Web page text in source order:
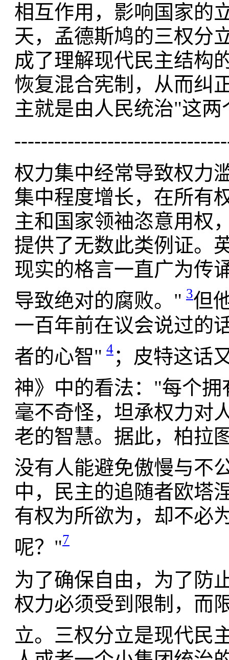
相互作用，影响国家的
天，孟德斯鸠的三权分
成了理解现代民主结构
恢复混合宪制，从而纠
主就是由人民统治"这
权力集中经常导致权力
集中程度增长，在所有
主和国家领袖恣意用权
提供了无数此类例证。
现实的格言一直广为传
导致绝对的腐败。" 3但
一百年前在议会说过的
者的心智" 4 ；皮特这话
神》中的看法："每个
毫不奇怪，坦承权力对
老的智慧。据此，柏拉
没有人能避免傲慢与不
中，民主的追随者欧塔
有权为所欲为，却不必
呢？"7
为了确保自由，为了防
权力必须受到限制，而
立。三权分立是现代民